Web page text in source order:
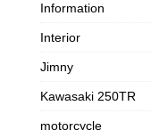
Information
Interior
Jimny
Kawasaki 250TR
motorcycle